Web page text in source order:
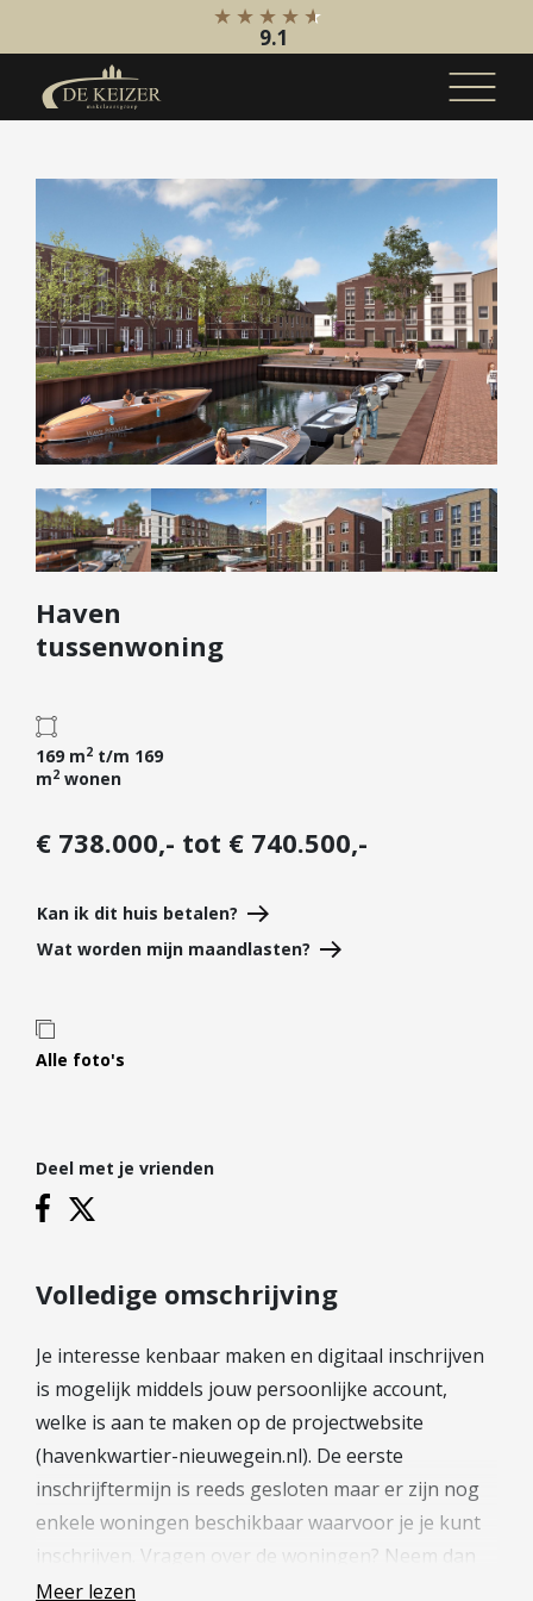
Koopaanbod
Bestaande bouw
Internationaal
Nieuwbouw
Bedrijfsaanbod
Huuraanbod
Bestaande bouw
Internationaal
Nieuwbouw
Bedrijfsaanbod
Diensten
Kopen
Verkopen
Verhuren
Taxeren
Nieuwbouw
Particulieren
Hypotheekadvies
Hypotheek oversluiten
Financiële check
Banken
Duurzame hypotheek
Reviews
Leer ons kennen
Over Ons
Ons Team
Vacatures
FAQ
9.1
Haven
tussenwoning
169 m2 t/m 169
m2 wonen
€ 738.000,- tot € 740.500,-
Kan ik dit huis betalen?
Wat worden mijn maandlasten?
Alle foto's
Deel met je vrienden
Volledige omschrijving
Je interesse kenbaar maken en digitaal inschrijven
is mogelijk middels jouw persoonlijke account,
welke is aan te maken op de projectwebsite
(havenkwartier-nieuwegein.nl). De eerste
inschrijftermijn is reeds gesloten maar er zijn nog
enkele woningen beschikbaar waarvoor je je kunt
inschrijven. Vragen over de woningen? Neem dan
contact op met één van de verkopend makelaars
Meer lezen